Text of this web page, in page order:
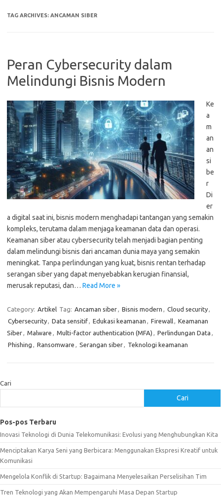
TAG ARCHIVES: ANCAMAN SIBER
Peran Cybersecurity dalam
Melindungi Bisnis Modern
Ke
a
m
an
an
si
be
r
Di
er
a digital saat ini, bisnis modern menghadapi tantangan yang semakin
kompleks, terutama dalam menjaga keamanan data dan operasi.
Keamanan siber atau cybersecurity telah menjadi bagian penting
dalam melindungi bisnis dari ancaman dunia maya yang semakin
meningkat. Tanpa perlindungan yang kuat, bisnis rentan terhadap
serangan siber yang dapat menyebabkan kerugian finansial,
merusak reputasi, dan… Read More »
Category: Artikel Tag: Ancaman siber, Bisnis modern , Cloud security,
Cybersecurity, Data sensitif, Edukasi keamanan , Firewall, Keamanan
Siber, Malware , Multi-factor authentication (MFA) , Perlindungan Data ,
Phishing , Ransomware , Serangan siber, Teknologi keamanan
Cari
Cari
Pos-pos Terbaru
Inovasi Teknologi di Dunia Telekomunikasi: Evolusi yang Menghubungkan Kita
Menciptakan Karya Seni yang Berbicara: Menggunakan Ekspresi Kreatif untuk
Komunikasi
Mengelola Konflik di Startup: Bagaimana Menyelesaikan Perselisihan Tim
Tren Teknologi yang Akan Mempengaruhi Masa Depan Startup